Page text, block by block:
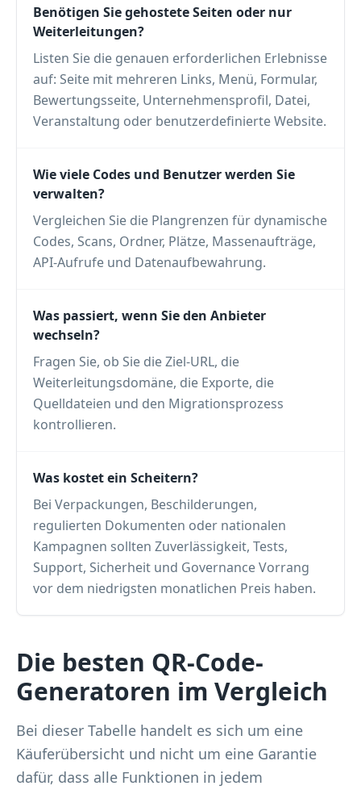
Benötigen Sie gehostete Seiten oder nur
Weiterleitungen?
Listen Sie die genauen erforderlichen Erlebnisse
auf: Seite mit mehreren Links, Menü, Formular,
Bewertungsseite, Unternehmensprofil, Datei,
Veranstaltung oder benutzerdefinierte Website.
Wie viele Codes und Benutzer werden Sie
verwalten?
Vergleichen Sie die Plangrenzen für dynamische
Codes, Scans, Ordner, Plätze, Massenaufträge,
API-Aufrufe und Datenaufbewahrung.
Was passiert, wenn Sie den Anbieter
wechseln?
Fragen Sie, ob Sie die Ziel-URL, die
Weiterleitungsdomäne, die Exporte, die
Quelldateien und den Migrationsprozess
kontrollieren.
Was kostet ein Scheitern?
Bei Verpackungen, Beschilderungen,
regulierten Dokumenten oder nationalen
Kampagnen sollten Zuverlässigkeit, Tests,
Support, Sicherheit und Governance Vorrang
vor dem niedrigsten monatlichen Preis haben.
Die besten QR-Code-
Generatoren im Vergleich
Bei dieser Tabelle handelt es sich um eine
Käuferübersicht und nicht um eine Garantie
dafür, dass alle Funktionen in jedem